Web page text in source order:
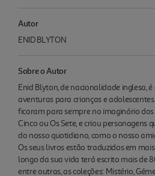
Autor
ENID BLYTON
Sobre o Autor
Enid Blyton, de nacionalidade inglesa,
aventuras para crianças e
ficaram para sempre no imaginário dos
Cinco ou Os Sete, e criou personagens
do nosso quotidiano, como o nosso
Os seus livros estão traduzidos em
longo da sua vida terá escrito mais de
entre outras, as coleções: Mistério,